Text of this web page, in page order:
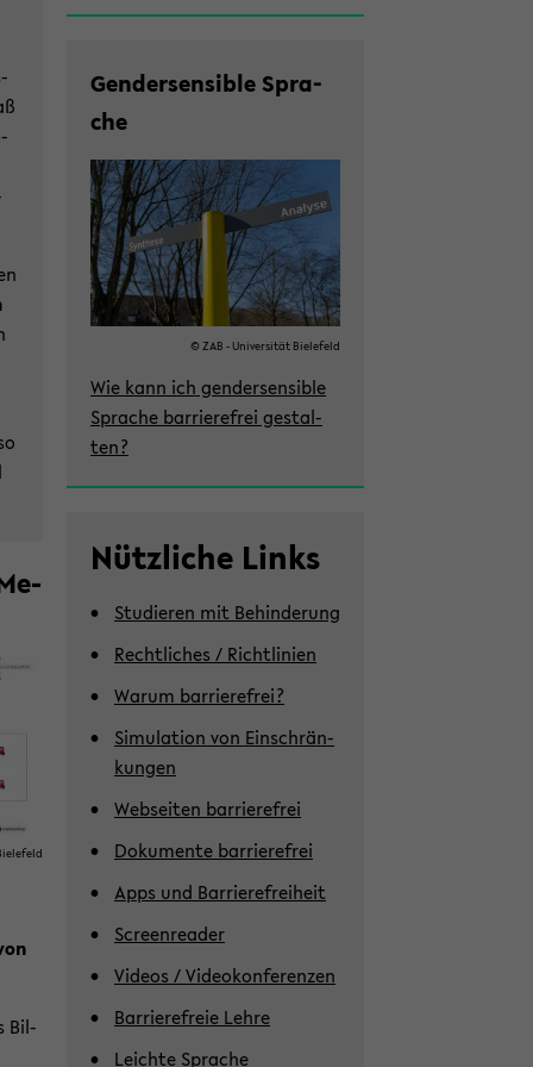
Gen­der­sen­si­ble Spra­
che
© ZAB - Uni­ver­si­tät Bie­le­feld
Wie kann ich gen­der­sen­si­ble
Spra­che bar­rie­re­frei ge­stal­
ten?
Nütz­li­che Links
Stu­die­ren mit Be­hin­de­rung
Recht­li­ches / Richt­li­ni­en
Warum bar­rie­re­frei?
Si­mu­la­ti­on von Ein­schrän­
kun­gen
Web­sei­ten bar­rie­re­frei
Do­ku­men­te bar­rie­re­frei
Apps und Bar­rie­re­frei­heit
Screen­rea­der
Vi­de­os / Vi­deo­kon­fe­ren­zen
Bar­rie­re­freie Lehre
Leich­te Spra­che
Bil­